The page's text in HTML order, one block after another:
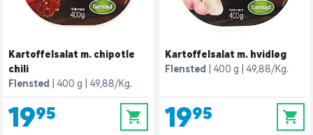
Kartoffelsalat m. chipotle
chili
Flensted
400 g 49,88/Kg.
19,95 0
Kartoffelsalat m. hvidløg
Flensted
400 g 49,88/Kg.
19,95 0